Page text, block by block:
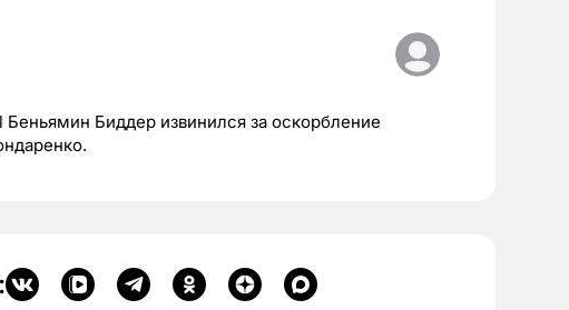
Биддер извинился за оскорбление